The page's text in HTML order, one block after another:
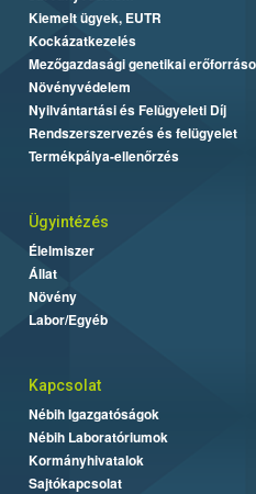
Kiemelt ügyek, EUTR
Kockázatkezelés
Mezőgazdasági genetikai
Növényvédelem
Nyilvántartási és Felügyeleti Díj
Rendszerszervezés és felügyelet
Termékpálya-ellenőrzés
Ügyintézés
Élelmiszer
Állat
Növény
Labor/Egyéb
Kapcsolat
Nébih Igazgatóságok
Nébih Laboratóriumok
Kormányhivatalok
Sajtókapcsolat